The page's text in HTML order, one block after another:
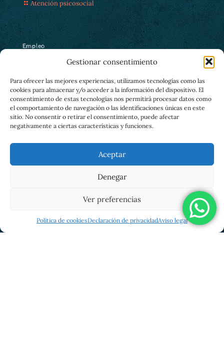
Gestionar consentimiento
Para ofrecer las mejores experiencias, utilizamos tecnologías como las
cookies para almacenar y/o acceder a la información del dispositivo. El
consentimiento de estas tecnologías nos permitirá procesar datos como
el comportamiento de navegación o las identificaciones únicas en este
sitio. No consentir o retirar el consentimiento, puede afectar
negativamente a ciertas características y funciones.
Aceptar
Denegar
Ver preferencias
Política de cookiesDeclaración de privacidadAviso legal
Atención psicosocial
Empleo
Servicio de empleo
Programas Europeos
Empleo en entorno rural
Centro especial de empleo
Eventos solidarios